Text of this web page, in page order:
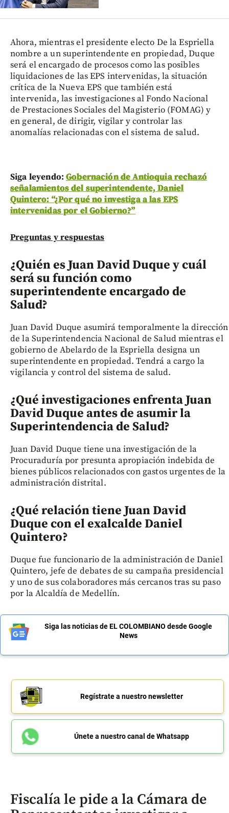
Ahora, mientras el presidente electo De la Espriella
nombre a un superintendente en propiedad, Duque
será el encargado de procesos como las posibles
liquidaciones de las EPS intervenidas, la situación
crítica de la Nueva EPS que también está
intervenida, las investigaciones al Fondo Nacional
de Prestaciones Sociales del Magisterio (FOMAG) y
en general, de dirigir, vigilar y controlar las
anomalías relacionadas con el sistema de salud.
Siga leyendo:Gobernación de Antioquia rechazó
señalamientos del superintendente, Daniel
Quintero: “¿Por qué no investiga a las EPS
intervenidas por el Gobierno?”
Preguntas y respuestas
¿Quién es Juan David Duque y cuál
será su función como
superintendente encargado de
Salud?
Juan David Duque asumirá temporalmente la dirección
de la Superintendencia Nacional de Salud mientras el
gobierno de Abelardo de la Espriella designa un
superintendente en propiedad. Tendrá a cargo la
vigilancia y control del sistema de salud.
¿Qué investigaciones enfrenta Juan
David Duque antes de asumir la
Superintendencia de Salud?
Juan David Duque tiene una investigación de la
Procuraduría por presunta apropiación indebida de
bienes públicos relacionados con gastos urgentes de la
administración distrital.
¿Qué relación tiene Juan David
Duque con el exalcalde Daniel
Quintero?
Duque fue funcionario de la administración de Daniel
Quintero, jefe de debates de su campaña presidencial
y uno de sus colaboradores más cercanos tras su paso
por la Alcaldía de Medellín.
Siga las noticias de EL COLOMBIANO desde Google
News
Regístrate a nuestro newsletter
Únete a nuestro canal de Whatsapp
Fiscalía le pide a la Cámara de